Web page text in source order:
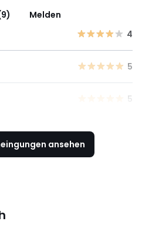
Melden
4
5
5
ansehen